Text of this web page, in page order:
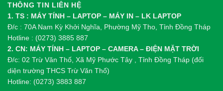
THÔNG TIN LIÊN HỆ
1. TS : MÁY TÍNH – LAPTOP – MÁY IN – LK LAPTOP
Đ/c : 70A Nam Kỳ Khởi Nghĩa, Phường Mỹ Tho, Tỉnh Đồng Tháp
Hotline : (0273) 3885 887
2. CN: MÁY TÍNH – LAPTOP – CAMERA – ĐIỆN MẶT TRỜI
Đ/c: 02 Trừ Văn Thố, Xã Mỹ Phước Tây , Tỉnh Đồng Tháp (đối
diện trường THCS Trừ Văn Thố)
Hotline: (0273) 3883 887